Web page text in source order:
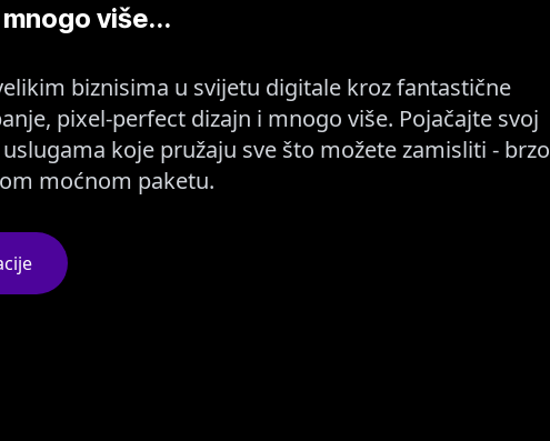
više...
biznisima u svijetu digitale kroz fantastične
pixel-perfect dizajn i mnogo više. Pojačajte svoj
koje pružaju sve što možete zamisliti - brzo
moćnom paketu.